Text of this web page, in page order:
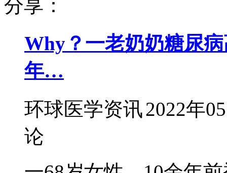
分享：
Why？一老奶奶糖尿
年…
环球医学资讯2022年
论